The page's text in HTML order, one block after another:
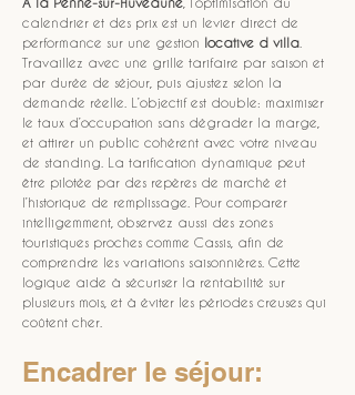
calendrier et des prix est un levier direct de
performance sur une gestion locative d villa
Travaillez avec une grille tarifaire par saison et
par durée de séjour, puis ajustez selon la
demande réelle. L’objectif est double: maximiser
le taux d’occupation sans dégrader la marge,
et attirer un public cohérent avec votre niveau
de standing. La tarification dynamique peut
être pilotée par des repères de marché et
l’historique de remplissage. Pour comparer
intelligemment, observez aussi des zones
touristiques proches comme Cassis, afin de
comprendre les variations saisonnières. Cette
logique aide à sécuriser la rentabilité sur
plusieurs mois, et à éviter les périodes creuses qui
coûtent cher.
Encadrer le séjour: